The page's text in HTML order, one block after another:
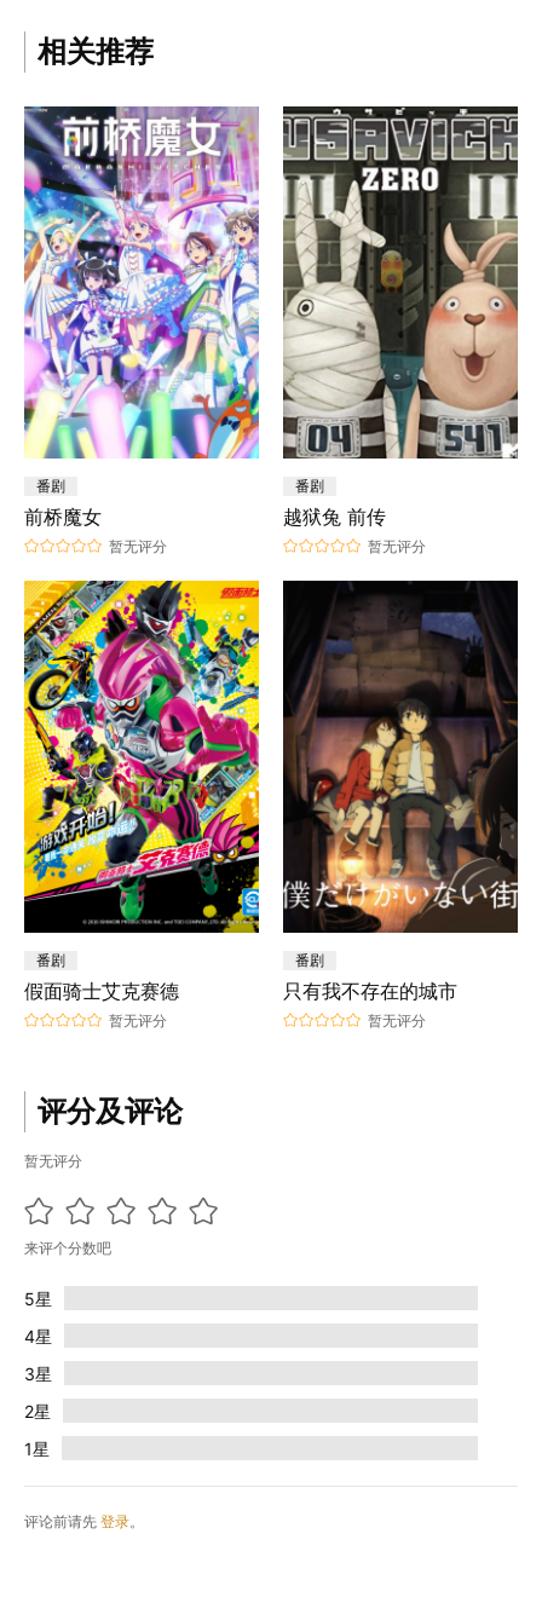
相关推荐
番剧
前桥魔女
暂无评分
番剧
越狱兔 前传
暂无评分
番剧
假面骑士艾克赛德
暂无评分
番剧
只有我不存在的城市
暂无评分
评分及评论
暂无评分
来评个分数吧
5星
4星
3星
2星
1星
评论前请先 登录。